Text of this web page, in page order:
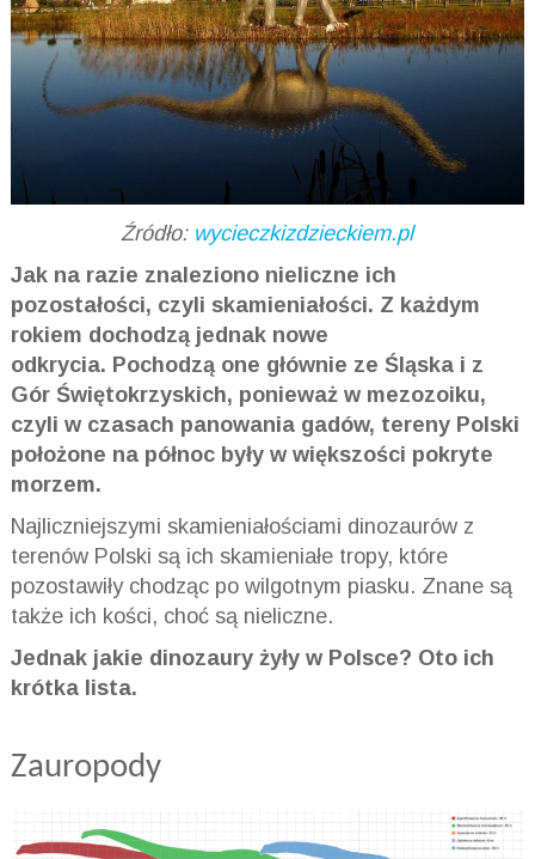
Źródło: wycieczkizdzieckiem.pl
Jak na razie znaleziono nieliczne ich
pozostałości, czyli skamieniałości. Z każdym
rokiem dochodzą jednak nowe
odkrycia. Pochodzą one głównie ze Śląska i z
Gór Świętokrzyskich, ponieważ w mezozoiku,
czyli w czasach panowania gadów, tereny Polski
położone na północ były w większości pokryte
morzem.
Najliczniejszymi skamieniałościami dinozaurów z
terenów Polski są ich skamieniałe tropy, które
pozostawiły chodząc po wilgotnym piasku. Znane są
także ich kości, choć są nieliczne.
Jednak jakie dinozaury żyły w Polsce? Oto ich
krótka lista.
Zauropody